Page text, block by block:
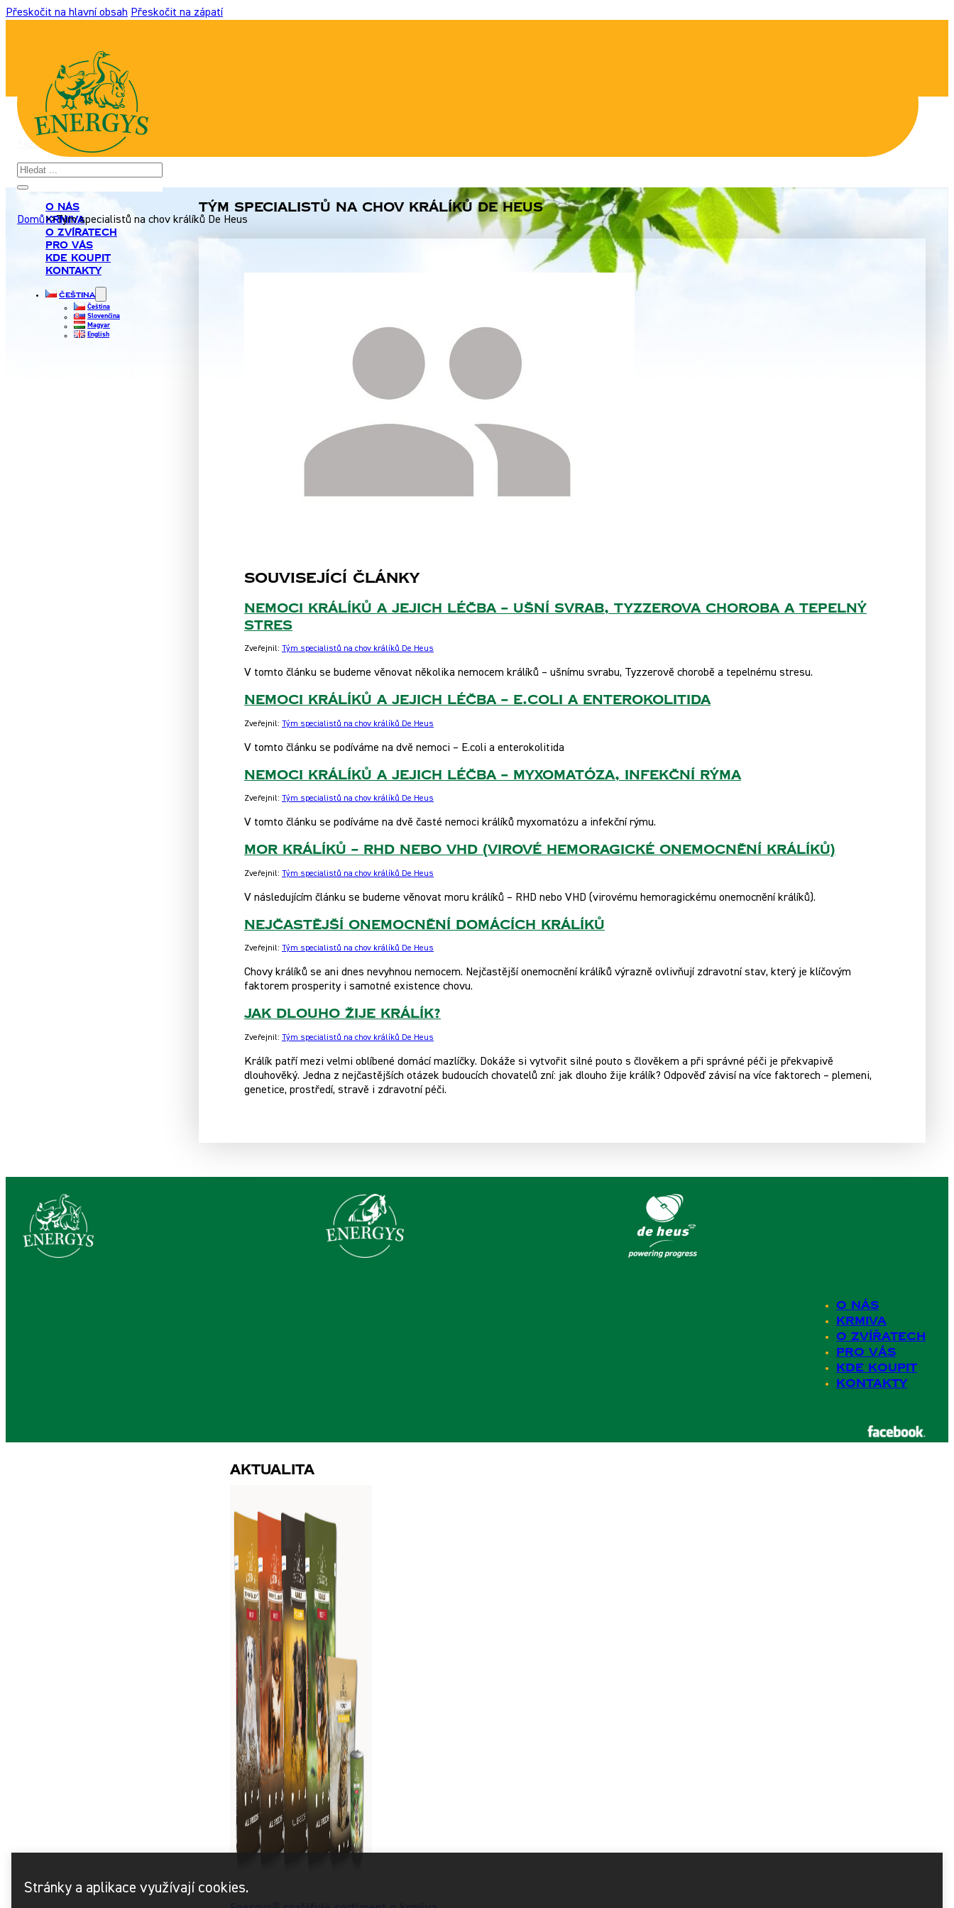
Přeskočit na hlavní obsah Přeskočit na zápatí
+420 517 307 701 info@energyshobby.cz
Hledat
Domů>>Tým specialistů na chov králíků De Heus
O nás
Krmiva
O zvířatech
Pro Vás
Kde koupit
Kontakty
Čeština
Čeština
Slovenčina
Magyar
English
Tým specialistů na chov králíků De Heus
Související článkY
Nemoci králíků a jejich léčba – ušní svrab, Tyzzerova choroba a tepelný
stres
Zveřejnil: Tým specialistů na chov králíků De Heus
V tomto článku se budeme věnovat několika nemocem králíků – ušnímu svrabu, Tyzzerově chorobě a tepelnému stresu.
Nemoci králíků a jejich léčba – E.coli a enterokolitida
Zveřejnil: Tým specialistů na chov králíků De Heus
V tomto článku se podíváme na dvě nemoci – E.coli a enterokolitida
Nemoci králíků a jejich léčba – myxomatóza, infekční rýma
Zveřejnil: Tým specialistů na chov králíků De Heus
V tomto článku se podíváme na dvě časté nemoci králíků myxomatózu a infekční rýmu.
Mor králíků – RHD nebo VHD (virové hemoragické onemocnění králíků)
Zveřejnil: Tým specialistů na chov králíků De Heus
V následujícím článku se budeme věnovat moru králíků – RHD nebo VHD (virovému hemoragickému onemocnění králíků).
Nejčastější onemocnění domácích králíků
Zveřejnil: Tým specialistů na chov králíků De Heus
Chovy králíků se ani dnes nevyhnou nemocem. Nejčastější onemocnění králíků výrazně ovlivňují zdravotní stav, který je klíčovým
faktorem prosperity i samotné existence chovu.
Jak dlouho žije králík?
Zveřejnil: Tým specialistů na chov králíků De Heus
Králík patří mezi velmi oblíbené domácí mazlíčky. Dokáže si vytvořit silné pouto s člověkem a při správné péči je překvapivě
dlouhověký. Jedna z nejčastějších otázek budoucích chovatelů zní: jak dlouho žije králík? Odpověď závisí na více faktorech – plemeni,
genetice, prostředí, stravě i zdravotní péči.
O nás
Krmiva
O zvířatech
Pro Vás
Kde koupit
Kontakty
Aktualita
Stránky a aplikace využívají cookies.